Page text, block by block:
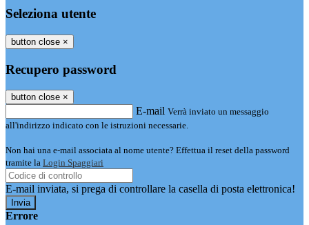
Seleziona utente
button close ×
Recupero password
button close ×
E-mail Verrà inviato un messaggio
all'indirizzo indicato con le istruzioni necessarie.
Non hai una e-mail associata al nome utente? Effettua il reset della password
tramite la Login Spaggiari
E-mail inviata, si prega di controllare la casella di posta elettronica!
Errore